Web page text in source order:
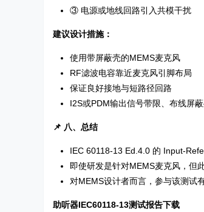
③ 电源或地线回路引入共模干扰
建议设计措施：
使用带屏蔽壳的MEMS麦克风
RF滤波电容靠近麦克风引脚布局
保证良好接地与短路径回路
I2S或PDM输出信号带限、布线屏
📌 八、总结
IEC 60118-13 Ed.4.0 的 Input-
即使研发是针对MEMS麦克风，但
对MEMS设计者而言，参与该测试
助听器IEC60118-13测试报告下载